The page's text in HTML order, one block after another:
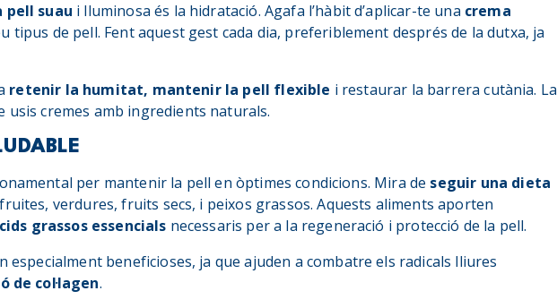
pell suau i lluminosa és la hidratació. Agafa l’hàbit d’aplicar-te una crema
tipus de pell. Fent aquest gest cada dia, preferiblement després de la dutxa, ja
retenir la humitat, mantenir la pell flexible i restaurar la barrera cutània. La
usis cremes amb ingredients naturals.
per mantenir la pell en òptimes condicions. Mira de seguir una dieta
verdures, fruits secs, i peixos grassos. Aquests aliments aporten
grassos essencials necessaris per a la regeneració i protecció de la pell.
especialment beneficioses, ja que ajuden a combatre els radicals lliures
de col·lagen.